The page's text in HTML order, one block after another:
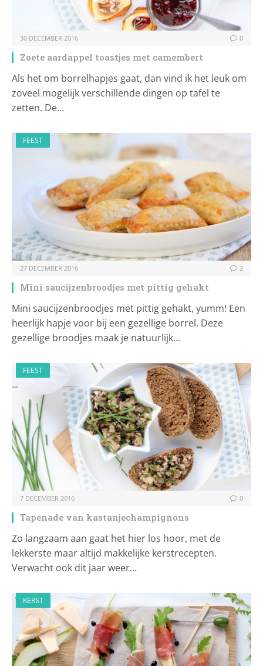
30 DECEMBER 2016 0
Zoete aardappel toastjes met camembert
Als het om borrelhapjes gaat, dan vind ik het leuk om
zoveel mogelijk verschillende dingen op tafel te
zetten. De…
FEEST
27 DECEMBER 2016 2
Mini saucijzenbroodjes met pittig gehakt
Mini saucijzenbroodjes met pittig gehakt, yumm! Een
heerlijk hapje voor bij een gezellige borrel. Deze
gezellige broodjes maak je natuurlijk…
FEEST
7 DECEMBER 2016 0
Tapenade van kastanjechampignons
Zo langzaam aan gaat het hier los hoor, met de
lekkerste maar altijd makkelijke kerstrecepten.
Verwacht ook dit jaar weer…
KERST